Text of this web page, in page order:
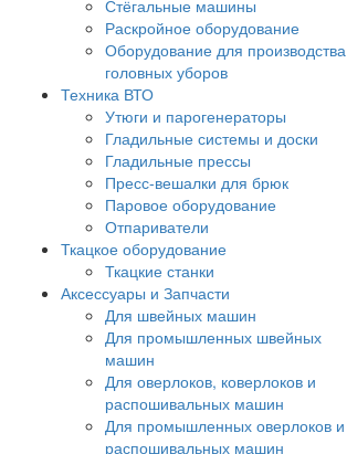
Стёгальные машины
Раскройное оборудование
Оборудование для производства
головных уборов
Техника ВТО
Утюги и парогенераторы
Гладильные системы и доски
Гладильные прессы
Пресс-вешалки для брюк
Паровое оборудование
Отпариватели
Ткацкое оборудование
Ткацкие станки
Аксессуары и Запчасти
Для швейных машин
Для промышленных швейных
машин
Для оверлоков, коверлоков и
распошивальных машин
Для промышленных оверлоков и
распошивальных машин